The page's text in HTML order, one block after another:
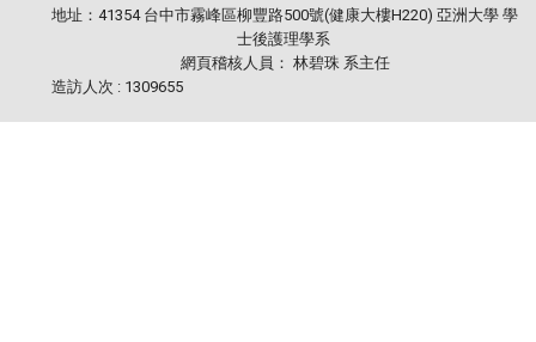
地址：41354 台中市霧峰區柳豐路500號(健康大樓H220) 亞洲大學 學
士後護理學系
網頁稽核人員： 林碧珠 系主任
造訪人次 : 1309655